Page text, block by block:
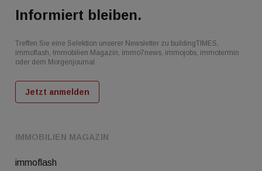
IMMOBILIEN MAGAZIN
immoflash
Informiert bleiben.
Treffen Sie eine Selektion unserer Newsletter zu buildingTIMES,
immoflash, Immobilien Magazin, immo7news, immojobs, immotermin
oder dem Morgenjournal
Jetzt anmelden